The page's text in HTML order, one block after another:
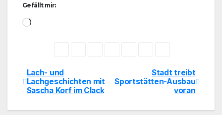
Gefällt mir:
Wird
BeitragsnavigationStadt treibt
Sportstätten-Ausbau
voran
Lach- und
Lachgeschichten mit
Sascha Korf im Clack